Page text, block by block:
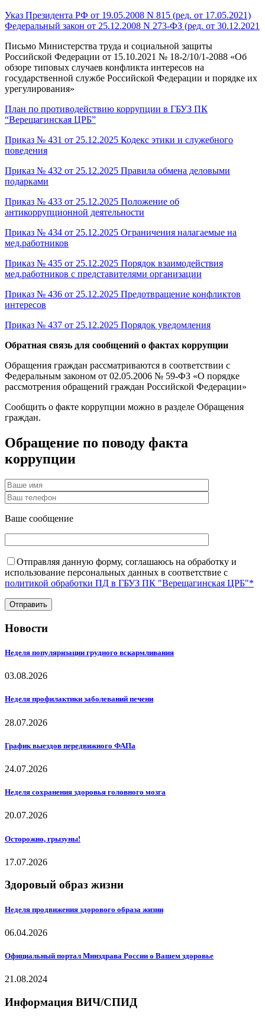
Указ Президента РФ от 19.05.2008 N 815 (ред. от 17.05.2021)
Федеральный закон от 25.12.2008 N 273-ФЗ (ред. от 30.12.2021
Письмо Министерства труда и социальной защиты
Российской Федерации от 15.10.2021 № 18-2/10/1-2088 «Об
обзоре типовых случаев конфликта интересов на
государственной службе Российской Федерации и порядке их
урегулирования»
План по противодействию коррупции в ГБУЗ ПК
“Верещагинская ЦРБ”
Приказ № 431 от 25.12.2025 Кодекс этики и служебного
поведения
Приказ № 432 от 25.12.2025 Правила обмена деловыми
подарками
Приказ № 433 от 25.12.2025 Положение об
антикоррупционной деятельности
Приказ № 434 от 25.12.2025 Ограничения налагаемые на
мед.работников
Приказ № 435 от 25.12.2025 Порядок взаимодействия
мед.работников с представителями организации
Приказ № 436 от 25.12.2025 Предотвращение конфликтов
интересов
Приказ № 437 от 25.12.2025 Порядок уведомления
Обратная связь для сообщений о фактах коррупции
Обращения граждан рассматриваются в соответствии с
Федеральным законом от 02.05.2006 № 59-ФЗ «О порядке
рассмотрения обращений граждан Российской Федерации»
Сообщить о факте коррупции можно в разделе Обращения
граждан.
Обращение по поводу факта
коррупции
Ваше сообщение
Отправляя данную форму, соглашаюсь на обработку и
использование персональных данных в соответствие с
политикой обработки ПД в ГБУЗ ПК "Верещагинская ЦРБ"*
Новости
Неделя популяризации грудного вскармливания
03.08.2026
Неделя профилактики заболеваний печени
28.07.2026
График выездов передвижного ФАПа
24.07.2026
Неделя сохранения здоровья головного мозга
20.07.2026
Осторожно, грызуны!
17.07.2026
Здоровый образ жизни
Неделя продвижения здорового образа жизни
06.04.2026
Официальный портал Минздрава России о Вашем здоровье
21.08.2024
Информация ВИЧ/СПИД